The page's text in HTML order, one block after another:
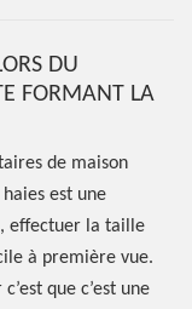
DU
FORMANT LA
de maison
est une
effectuer la taille
à première vue.
que c’est une